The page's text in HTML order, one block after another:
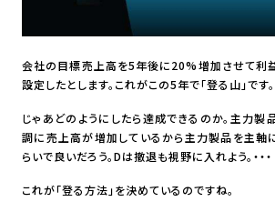
会社の目標売上高を5年後に20%増加させて利
設定したとします。これがこの5年で「登る山」です。
じゃあどのようにしたら達成できるのか。主力
調に売上高が増加しているから主力製品を主軸
らいで良いだろう。Dは撤退も視野に入れよう。・・・
これが「登る方法」を決めているのですね。